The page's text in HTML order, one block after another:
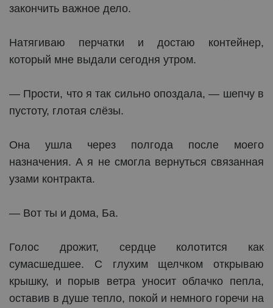
закончить важное дело.
Натягиваю перчатки и достаю контейнер,
который мне выдали сегодня утром.
— Прости, что я так сильно опоздала, — шепчу в
пустоту, глотая слёзы.
Она ушла через полгода после моего
назначения. А я не смогла вернуться связанная
узами контракта.
— Вот ты и дома, Ба.
Голос дрожит, сердце колотится как
сумасшедшее. С глухим щелчком открываю
крышку, и порыв ветра уносит облачко пепла,
оставив в душе тепло, покой и немного горечи на